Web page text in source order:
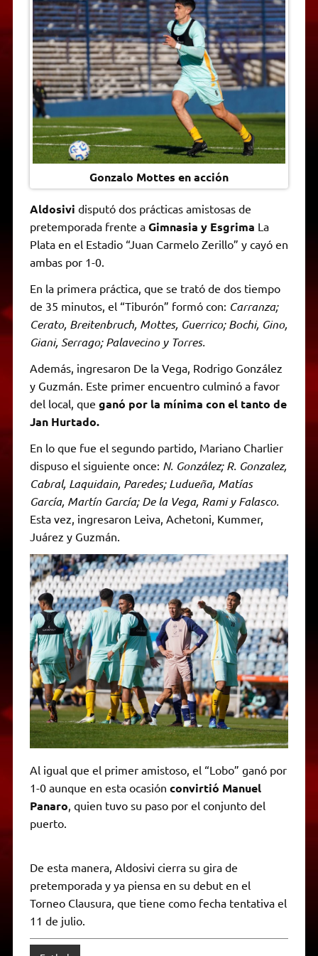
A
p
p
r
a
m
e
r
o
o
k
n
g
e
r
i
n
k
F
r
i
e
n
d
l
y
Gonzalo Mottes en acción
Aldosivi disputó dos prácticas amistosas de
pretemporada frente a Gimnasia y Esgrima La
Plata en el Estadio “Juan Carmelo Zerillo” y cayó en
ambas por 1-0.
En la primera práctica, que se trató de dos tiempo
de 35 minutos, el “Tiburón” formó con: Carranza;
Cerato, Breitenbruch, Mottes, Guerrico; Bochi, Gino,
Giani, Serrago; Palavecino y Torres.
Además, ingresaron De la Vega, Rodrigo González
y Guzmán. Este primer encuentro culminó a favor
del local, que ganó por la mínima con el tanto de
Jan Hurtado.
En lo que fue el segundo partido, Mariano Charlier
dispuso el siguiente once: N. González; R. Gonzalez,
Cabral, Laquidain, Paredes; Ludueña, Matías
García, Martín García; De la Vega, Rami y Falasco.
Esta vez, ingresaron Leiva, Achetoni, Kummer,
Juárez y Guzmán.
Al igual que el primer amistoso, el “Lobo” ganó por
1-0 aunque en esta ocasión convirtió Manuel
Panaro, quien tuvo su paso por el conjunto del
puerto.
De esta manera, Aldosivi cierra su gira de
pretemporada y ya piensa en su debut en el
Torneo Clausura, que tiene como fecha tentativa el
11 de julio.